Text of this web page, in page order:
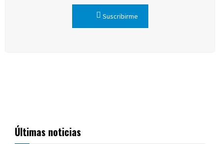
Suscribirme
Últimas noticias